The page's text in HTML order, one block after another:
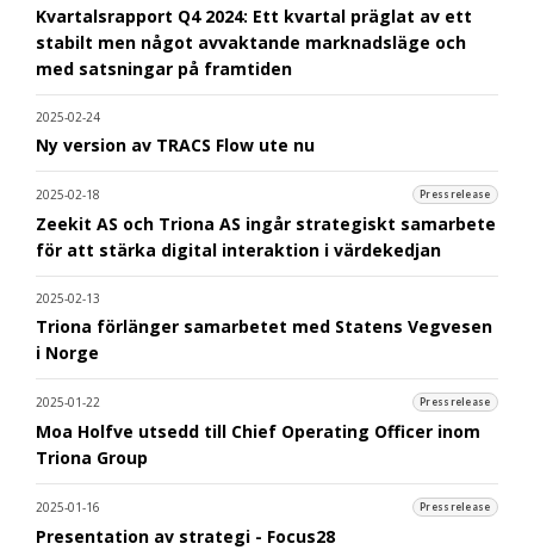
Kvartalsrapport Q4 2024: Ett kvartal präglat av ett
stabilt men något avvaktande marknadsläge och
med satsningar på framtiden
2025-02-24
Ny version av TRACS Flow ute nu
2025-02-18 Pressrelease
Zeekit AS och Triona AS ingår strategiskt samarbete
för att stärka digital interaktion i värdekedjan
2025-02-13
Triona förlänger samarbetet med Statens Vegvesen
i Norge
2025-01-22 Pressrelease
Moa Holfve utsedd till Chief Operating Officer inom
Triona Group
2025-01-16 Pressrelease
Presentation av strategi - Focus28